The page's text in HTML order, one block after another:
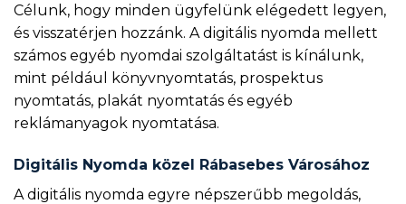
Célunk, hogy minden ügyfelünk elégedett legyen,
és visszatérjen hozzánk. A digitális nyomda mellett
számos egyéb nyomdai szolgáltatást is kínálunk,
mint például könyvnyomtatás, prospektus
nyomtatás, plakát nyomtatás és egyéb
reklámanyagok nyomtatása.
Digitális Nyomda közel Rábasebes Városához
A digitális nyomda egyre népszerűbb megoldás,